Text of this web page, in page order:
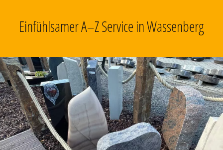
Einfühlsamer A–Z Service in Wassenberg